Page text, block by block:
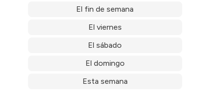
El fin de semana
El viernes
El sábado
El domingo
Esta semana